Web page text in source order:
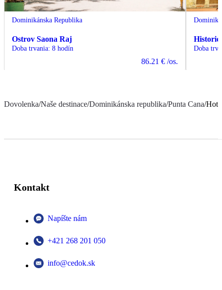
Dominikánska Republika
Ostrov Saona Raj
Doba trvania: 8 hodín
86.21 € /os.
Doba
Dovolenka/Naše destinace/Dominikánska republika/Punta Cana/
Kontakt
Napíšte nám
+421 268 201 050
info@cedok.sk